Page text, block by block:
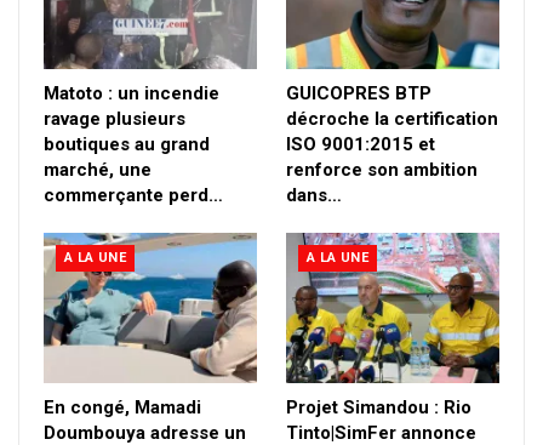
Matoto : un incendie
ravage plusieurs
boutiques au grand
marché, une
commerçante perd…
GUICOPRES BTP
décroche la certification
ISO 9001:2015 et
renforce son ambition
dans…
A LA UNE
En congé, Mamadi
Doumbouya adresse un
A LA UNE
Projet Simandou : Rio
Tinto|SimFer annonce